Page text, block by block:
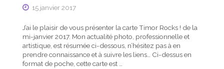
15 janvier 2017
J’ai le plaisir de vous présenter la carte Timor Rocks ! de la
mi-janvier 2017. Mon actualité photo, professionnelle et
artistique, est résumée ci-dessous, n’hésitez pas à en
prendre connaissance et à suivre les liens… Ci-dessus en
format de poche, cette carte est …